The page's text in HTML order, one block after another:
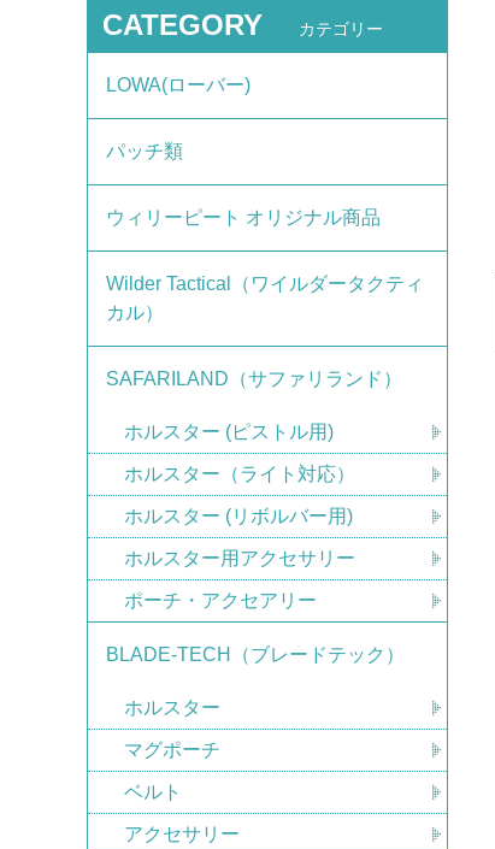
CATEGORY カテゴリー
LOWA(ローバー)
パッチ類
ウィリーピート オリジナル商品
Wilder Tactical（ワイルダータクティ
カル）
SAFARILAND（サファリランド）
ホルスター (ピストル用)
ホルスター（ライト対応）
ホルスター (リボルバー用)
ホルスター用アクセサリー
ポーチ・アクセアリー
BLADE-TECH（ブレードテック）
ホルスター
マグポーチ
ベルト
アクセサリー